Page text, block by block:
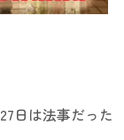
日は法事だった